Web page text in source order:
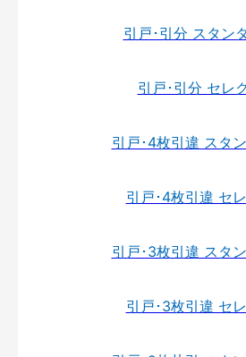
引戸･引分 スタン
引戸･引分 セレ
引戸･4枚引違 スタ
引戸･4枚引違 セ
引戸･3枚引違 スタ
引戸･3枚引違 セ